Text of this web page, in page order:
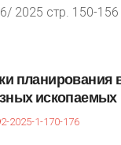
2025 стр. 150-156
планирования
ископаемых
2025-1-170-176